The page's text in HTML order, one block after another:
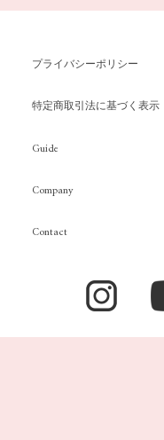
プライバシーポリシー
特定商取引法に基づく表示
Guide
Company
Contact